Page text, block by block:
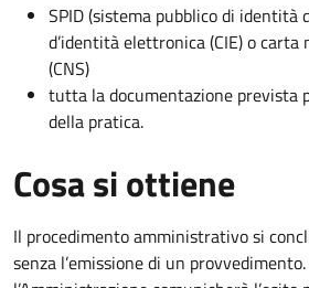
SPID (sistema pubblico di identità
d’identità elettronica (CIE) o carta
(CNS)
tutta la documentazione prevista
della pratica.
Cosa si ottiene
Il procedimento amministrativo si
senza l’emissione di un